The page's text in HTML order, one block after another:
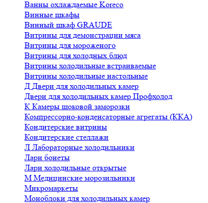
Ванны охлаждаемые Koreco
Винные шкафы
Винный шкаф GRAUDE
Витрины для демонстрации мяса
Витрины для мороженого
Витрины для холодных блюд
Витрины холодильные встраиваемые
Витрины холодильные настольные
Д Двери для холодильных камер
Двери для холодильных камер Профхолод
К Камеры шоковой заморозки
Компрессорно-конденсаторные агрегаты (ККА)
Кондитерские витрины
Кондитерские стеллажи
Л Лабораторные холодильники
Лари бонеты
Лари холодильные открытые
М Медицинские морозильники
Микромаркеты
Моноблоки для холодильных камер